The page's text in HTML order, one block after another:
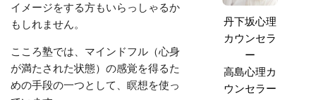
丹下坂心理
カウンセラ
ー
高島心理カ
ウンセラー
イメージをする方もいらっしゃるか
もしれません。
こころ塾では、マインドフル（心身
が満たされた状態）の感覚を得るた
めの手段の一つとして、瞑想を使っ